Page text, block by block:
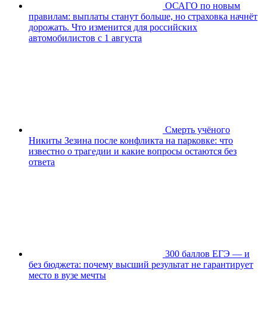
ОСАГО по новым
правилам: выплаты станут больше, но страховка начнёт
дорожать. Что изменится для российских
автомобилистов с 1 августа
Смерть учёного
Никиты Зезина после конфликта на парковке: что
известно о трагедии и какие вопросы остаются без
ответа
300 баллов ЕГЭ — и
без бюджета: почему высший результат не гарантирует
место в вузе мечты